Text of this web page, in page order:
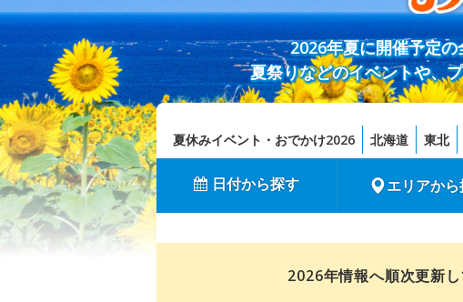
2026年夏に開催予定
夏祭りなどのイベントや、
夏休みイベント・おでかけ2026 北海道 東北
日付から探す エリアか
2026年情報へ順次更新